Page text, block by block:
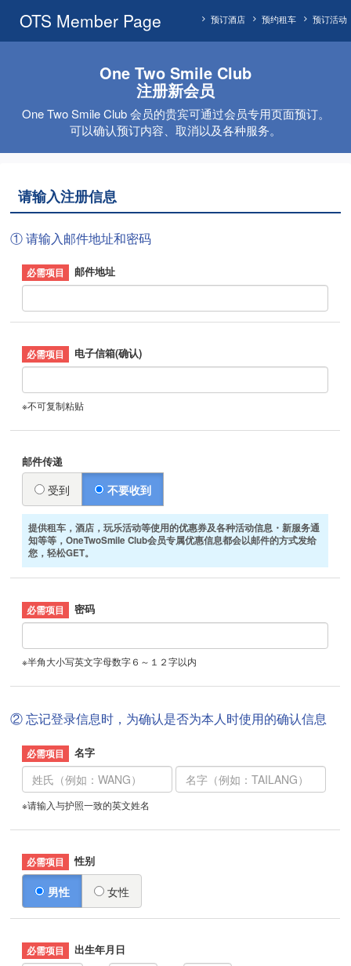
OTS Member Page 预订活动
预约租车
预订酒店
One Two Smile Club
注册新会员
One Two Smile Club 会员的贵宾可通过会员专用页面预订。
可以确认预订内容、取消以及各种服务。
请输入注册信息
① 请输入邮件地址和密码
邮件地址
电子信箱(确认)
※不可复制粘贴
邮件传递
受到 不要收到
提供租车，酒店，玩乐活动等使用的优惠券及各种活动信息・新服务通
知等等，OneTwoSmile Club会员专属优惠信息都会以邮件的方式发给
您，轻松GET。
密码
※半角大小写英文字母数字６～１２字以内
② 忘记登录信息时，为确认是否为本人时使用的确认信息
名字
※请输入与护照一致的英文姓名
性别
男性 女性
出生年月日